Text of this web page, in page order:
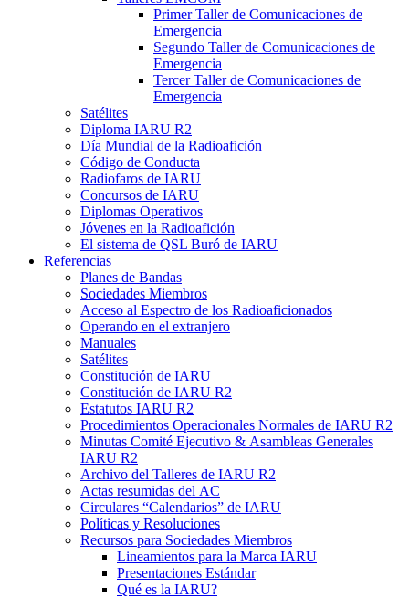
Primer Taller de Comunicaciones de
Emergencia
Segundo Taller de Comunicaciones de
Emergencia
Tercer Taller de Comunicaciones de
Emergencia
Satélites
Diploma IARU R2
Día Mundial de la Radioafición
Código de Conducta
Radiofaros de IARU
Concursos de IARU
Diplomas Operativos
Jóvenes en la Radioafición
El sistema de QSL Buró de IARU
Referencias
Planes de Bandas
Sociedades Miembros
Acceso al Espectro de los Radioaficionados
Operando en el extranjero
Manuales
Satélites
Constitución de IARU
Constitución de IARU R2
Estatutos IARU R2
Procedimientos Operacionales Normales de IARU R2
Minutas Comité Ejecutivo & Asambleas Generales
IARU R2
Archivo del Talleres de IARU R2
Actas resumidas del AC
Circulares “Calendarios” de IARU
Políticas y Resoluciones
Recursos para Sociedades Miembros
Lineamientos para la Marca IARU
Presentaciones Estándar
Qué es la IARU?